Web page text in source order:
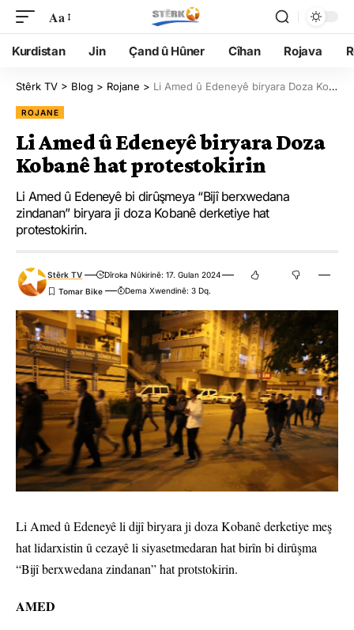
Aa
Kurdistan Jin Çand û Hûner Cîhan Rojava
Stêrk TV > Blog > Rojane > Li Amed û Edeneyê biryara Doza Kobanê hat protestokirin
ROJANE
Li Amed û Edeneyê biryara Doza
Kobanê hat protestokirin
Li Amed û Edeneyê bi dirûşmeya “Bijî berxwedana
zindanan” biryara ji doza Kobanê derketiye hat
protestokirin.
Stêrk TV
Dîroka Nûkirinê: 17. Gulan 2024
Dema Xwendinê: 3 Dq.
Li Amed û Edeneyê li dijî biryara ji doza Kobanê derketiye meş
hat lidarxistin û cezayê li siyasetmedaran hat birîn bi dirûşma
“Bijî berxwedana zindanan” hat protstokirin.
AMED